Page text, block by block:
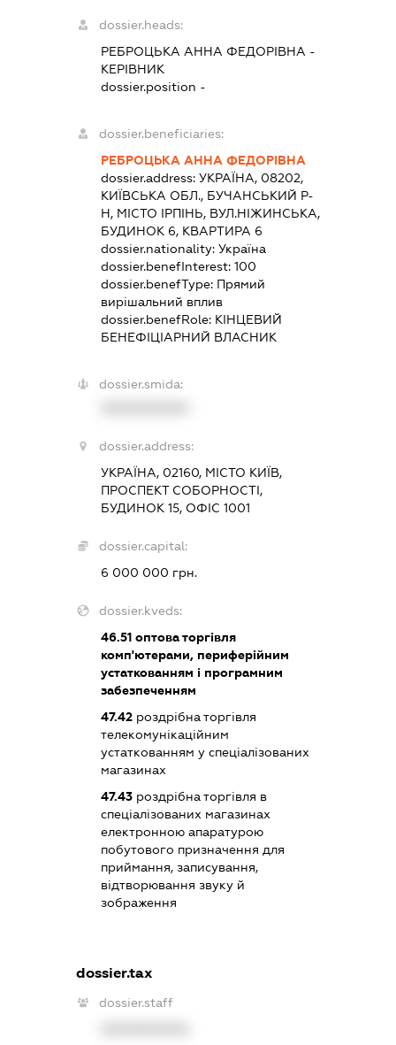
dossier.heads:
РЕБРОЦЬКА АННА ФЕДОРІВНА -
КЕРІВНИК
dossier.position -
dossier.beneficiaries:
РЕБРОЦЬКА АННА ФЕДОРІВНА
dossier.address: УКРАЇНА, 08202,
КИЇВСЬКА ОБЛ., БУЧАНСЬКИЙ Р-
Н, МІСТО ІРПІНЬ, ВУЛ.НІЖИНСЬКА,
БУДИНОК 6, КВАРТИРА 6
dossier.nationality: Україна
dossier.benefInterest: 100
dossier.benefType: Прямий
вирішальний вплив
dossier.benefRole: КІНЦЕВИЙ
БЕНЕФІЦІАРНИЙ ВЛАСНИК
dossier.smida:
dossier.address:
УКРАЇНА, 02160, МІСТО КИЇВ,
ПРОСПЕКТ СОБОРНОСТІ,
БУДИНОК 15, ОФІС 1001
dossier.capital:
6 000 000 грн.
dossier.kveds:
46.51оптова торгівля
комп'ютерами, периферійним
устаткованням і програмним
забезпеченням
47.42роздрібна торгівля
телекомунікаційним
устаткованням у спеціалізованих
магазинах
47.43роздрібна торгівля в
спеціалізованих магазинах
електронною апаратурою
побутового призначення для
приймання, записування,
відтворювання звуку й
зображення
dossier.tax
dossier.staff